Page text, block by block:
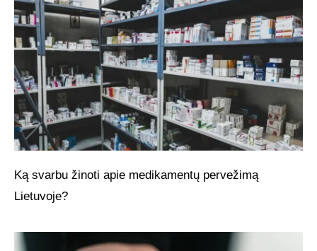
Ką svarbu žinoti apie medikamentų pervežimą
Lietuvoje?